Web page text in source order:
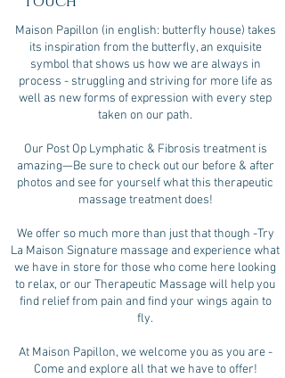
Maison Papillon (in english: butterfly house) takes
its inspiration from the butterfly, an exquisite
symbol that shows us how we are always in
process - struggling and striving for more life as
well as new forms of expression with every step
taken on our path.
Our Post Op Lymphatic & Fibrosis treatment is
amazing—Be sure to check out our before & after
photos and see for yourself what this therapeutic
massage treatment does!
We offer so much more than just that though -Try
La Maison Signature massage and experience what
we have in store for those who come here looking
to relax, or our Therapeutic Massage will help you
find relief from pain and find your wings again to
fly.
At Maison Papillon, we welcome you as you are -
Come and explore all that we have to offer!